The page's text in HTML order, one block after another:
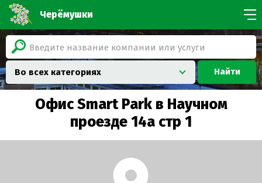
Черёмушки
Найти
Во всех категориях
Офис Smart Park в Научном
проезде 14а стр 1